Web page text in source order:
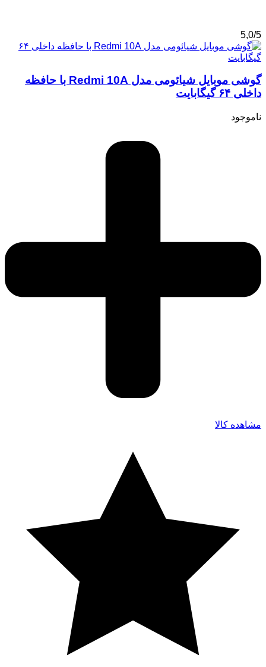
5,0/5
گوشی موبایل شیائومی مدل Redmi 10A با حافظه
داخلی ۶۴ گیگابایت
ناموجود
مشاهده کالا